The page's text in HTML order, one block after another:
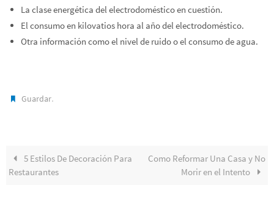
La clase energética del electrodoméstico en cuestión.
El consumo en kilovatios hora al año del electrodoméstico.
Otra información como el nivel de ruido o el consumo de agua.
Guardar.
5 Estilos De Decoración Para
Restaurantes
Como Reformar Una Casa y No
Morir en el Intento